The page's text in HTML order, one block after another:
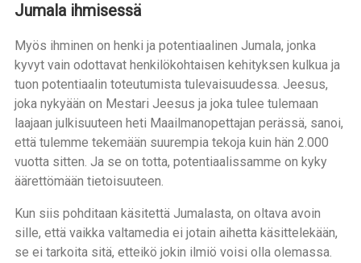
Jumala ihmisessä
Myös ihminen on henki ja potentiaalinen Jumala, jonka
kyvyt vain odottavat henkilökohtaisen kehityksen kulkua ja
tuon potentiaalin toteutumista tulevaisuudessa. Jeesus,
joka nykyään on Mestari Jeesus ja joka tulee tulemaan
laajaan julkisuuteen heti Maailmanopettajan perässä, sanoi,
että tulemme tekemään suurempia tekoja kuin hän 2.000
vuotta sitten. Ja se on totta, potentiaalissamme on kyky
äärettömään tietoisuuteen.
Kun siis pohditaan käsitettä Jumalasta, on oltava avoin
sille, että vaikka valtamedia ei jotain aihetta käsittelekään,
se ei tarkoita sitä, etteikö jokin ilmiö voisi olla olemassa.